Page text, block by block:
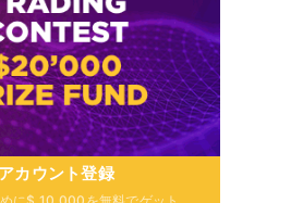
アカウント登録